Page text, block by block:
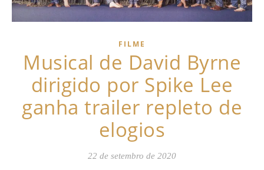
FILME
Musical de David Byrne
dirigido por Spike Lee
ganha trailer repleto de
elogios
22 de setembro de 2020